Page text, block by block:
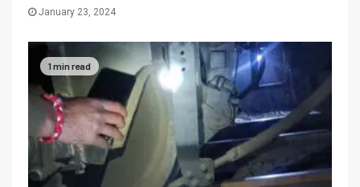
January 23, 2024
1 min read